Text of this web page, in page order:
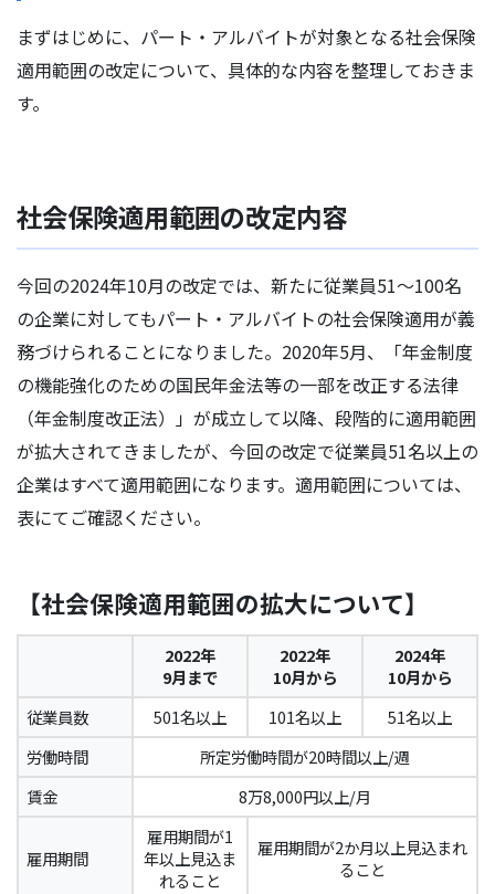
まずはじめに、パート・アルバイトが対象となる社会保険
適用範囲の改定について、具体的な内容を整理しておきま
す。
社会保険適用範囲の改定内容
今回の2024年10月の改定では、新たに従業員51〜100名
の企業に対してもパート・アルバイトの社会保険適用が義
務づけられることになりました。2020年5月、「年金制度
の機能強化のための国民年金法等の一部を改正する法律
（年金制度改正法）」が成立して以降、段階的に適用範囲
が拡大されてきましたが、今回の改定で従業員51名以上の
企業はすべて適用範囲になります。適用範囲については、
表にてご確認ください。
【社会保険適用範囲の拡大について】
2022年
9月まで
2022年
10月から
2024年
10月から
従業員数
501名以上 101名以上
51名以上
労働時間
所定労働時間が20時間以上/週
賃金
8万8,000円以上/月
雇用期間
雇用期間が1
年以上見込ま
れること
雇用期間が2か月以上見込まれ
ること